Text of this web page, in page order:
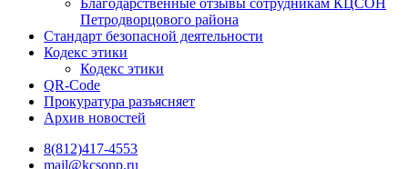
Петродворцового района
Стандарт безопасной деятельности
Кодекс этики
Кодекс этики
QR-Code
Прокуратура разъясняет
Архив новостей
8(812)417-4553
mail@kcsonp.ru